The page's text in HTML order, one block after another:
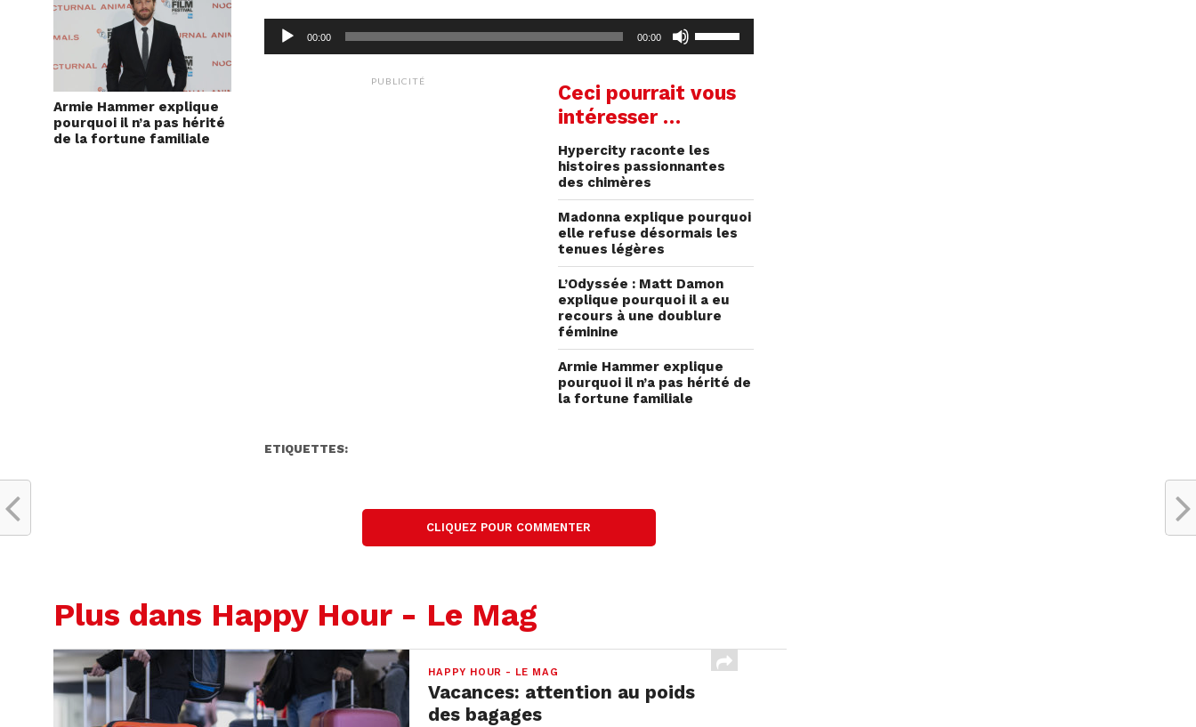
Armie Hammer explique
pourquoi il n’a pas hérité
de la fortune familiale
Lecteur
audio
00:00 00:00
Utilisez
les
haut/bas
ou
volume.
PUBLICITÉ
Ceci pourrait vous
intéresser …
Hypercity raconte les
histoires passionnantes
des chimères
Madonna explique pourquoi
elle refuse désormais les
tenues légères
L’Odyssée : Matt Damon
explique pourquoi il a eu
recours à une doublure
féminine
Armie Hammer explique
pourquoi il n’a pas hérité de
la fortune familiale
ETIQUETTES:
CLIQUEZ POUR COMMENTER
Plus dans Happy Hour - Le Mag
HAPPY HOUR - LE MAG
Vacances: attention au poids
des bagages